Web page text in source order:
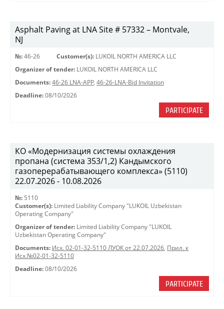
Asphalt Paving at LNA Site # 57332 – Montvale,
NJ
№: 46-26 Customer(s): LUKOIL NORTH AMERICA LLC
Organizer of tender: LUKOIL NORTH AMERICA LLC
Documents: 46-26 LNA-APP, 46-26-LNA-Bid Invitation
Deadline: 08/10/2026
PARTICIPATE
КО «Модернизация системы охлаждения
пропана (система 353/1,2) Кандымского
газоперерабатывающего комплекса» (5110)
22.07.2026 - 10.08.2026
№: 5110
Customer(s): Limited Liability Company "LUKOIL Uzbekistan
Operating Company"
Organizer of tender: Limited Liability Company "LUKOIL
Uzbekistan Operating Company"
Documents: Исх. 02-01-32-5110 ЛУОК от 22.07.2026, Прил. к
Исх.№02-01-32-5110
Deadline: 08/10/2026
PARTICIPATE